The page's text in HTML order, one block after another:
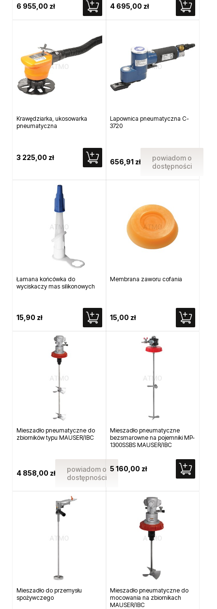
6 955,00 zł 4 695,00 zł
Krawędziarka, ukosowarka
pneumatyczna
3 225,00 zł
Lapownica pneumatyczna C-
3720
656,91 zł
powiadom o
dostępności
Łamana końcówka do
wyciskaczy mas silikonowych
15,90 zł
Membrana zaworu cofania
15,00 zł
Mieszadło pneumatyczne do
zbiorników typu MAUSER/IBC
4 858,00 zł
powiadom o
dostępności
Mieszadło pneumatyczne
bezsmarowne na pojemniki MP-
1300SSBS MAUSER/IBC
5 160,00 zł
Mieszadło do przemysłu
spożywczego
Mieszadło pneumatyczne do
mocowania na zbiornikach
MAUSER/IBC